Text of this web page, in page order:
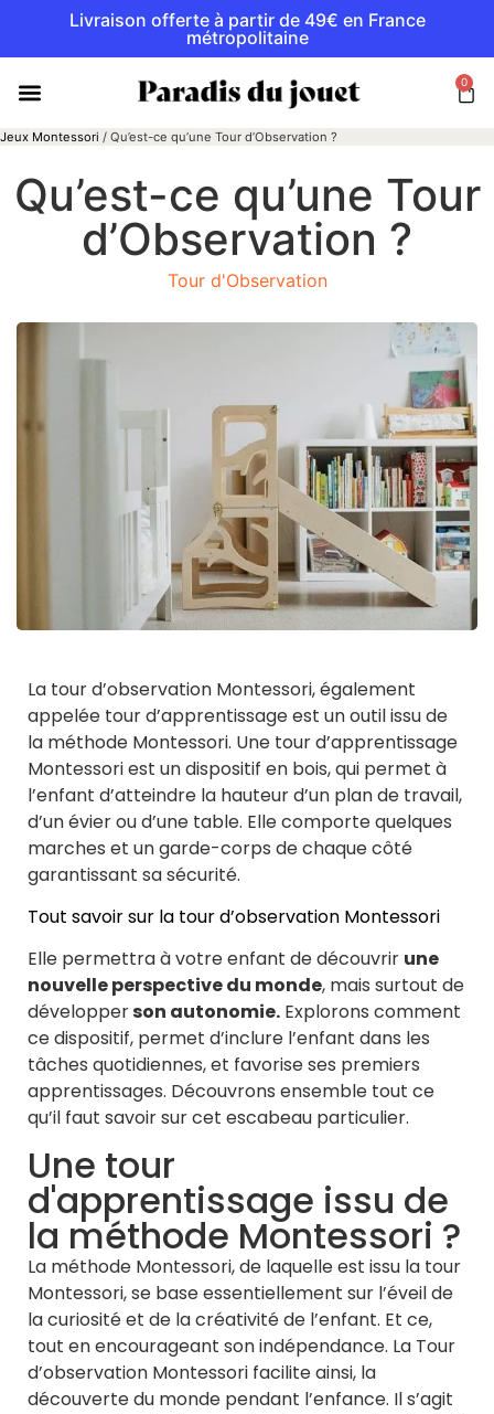
Livraison offerte à partir de 49€ en France
métropolitaine
0
Jeux Montessori / Qu’est-ce qu’une Tour d’Observation ?
Qu’est-ce qu’une Tour
d’Observation ?
Tour d'Observation
La tour d’observation Montessori, également
appelée tour d’apprentissage est un outil issu de
la méthode Montessori. Une tour d’apprentissage
Montessori est un dispositif en bois, qui permet à
l’enfant d’atteindre la hauteur d’un plan de travail,
d’un évier ou d’une table. Elle comporte quelques
marches et un garde-corps de chaque côté
garantissant sa sécurité.
Tout savoir sur la tour d’observation Montessori
Elle permettra à votre enfant de découvrir une
nouvelle perspective du monde, mais surtout de
développerson autonomie. Explorons comment
ce dispositif, permet d’inclure l’enfant dans les
tâches quotidiennes, et favorise ses premiers
apprentissages. Découvrons ensemble tout ce
qu’il faut savoir sur cet escabeau particulier.
Une tour
d'apprentissage issu de
la méthode Montessori ?
La méthode Montessori, de laquelle est issu la tour
Montessori, se base essentiellement sur l’éveil de
la curiosité et de la créativité de l’enfant. Et ce,
tout en encourageant son indépendance. La Tour
d’observation Montessori facilite ainsi, la
découverte du monde pendant l’enfance. Il s’agit